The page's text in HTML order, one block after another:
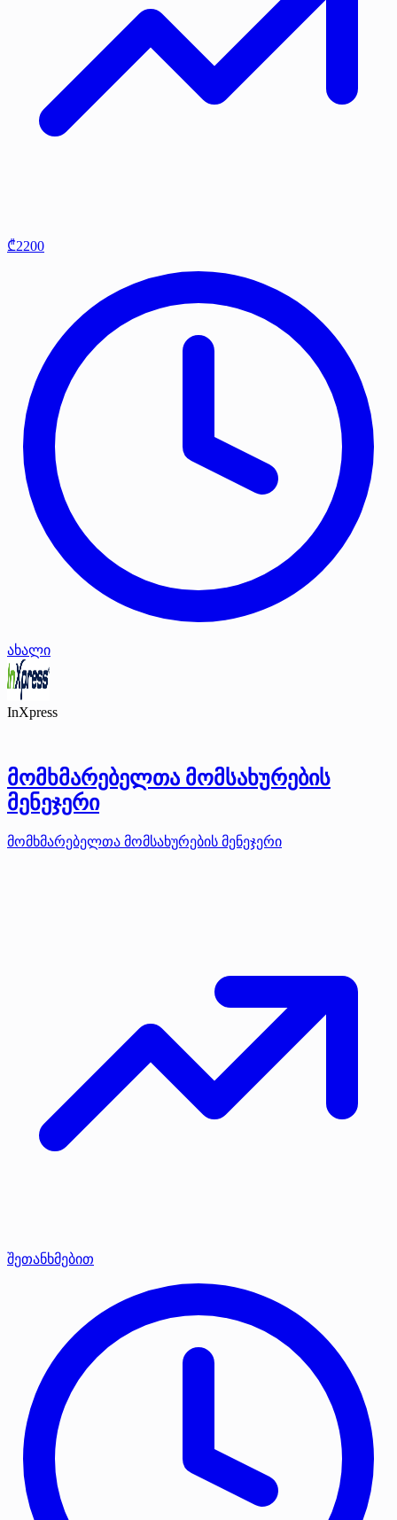
₾2200
ახალი
InXpress
მომხმარებელთა მომსახურების
მენეჯერი
მომხმარებელთა მომსახურების მენეჯერი
შეთანხმებით